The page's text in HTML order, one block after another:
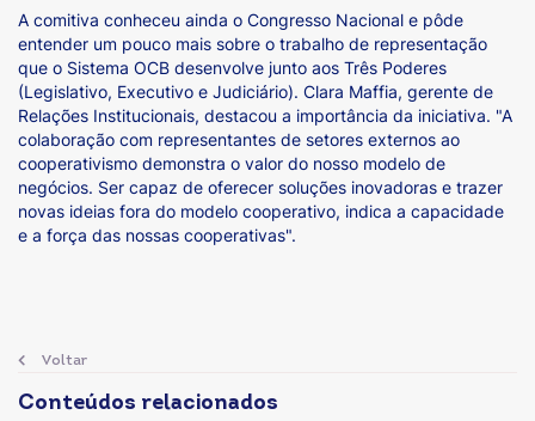
A comitiva conheceu ainda o Congresso Nacional e pôde
entender um pouco mais sobre o trabalho de representação
que o Sistema OCB desenvolve junto aos Três Poderes
(Legislativo, Executivo e Judiciário). Clara Maffia, gerente de
Relações Institucionais, destacou a importância da iniciativa. "A
colaboração com representantes de setores externos ao
cooperativismo demonstra o valor do nosso modelo de
negócios. Ser capaz de oferecer soluções inovadoras e trazer
novas ideias fora do modelo cooperativo, indica a capacidade
e a força das nossas cooperativas".
Voltar
Conteúdos relacionados